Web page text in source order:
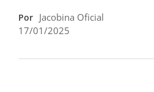
Por Jacobina Oficial
17/01/2025